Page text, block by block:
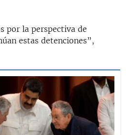
por la perspectiva de
estas detenciones”,